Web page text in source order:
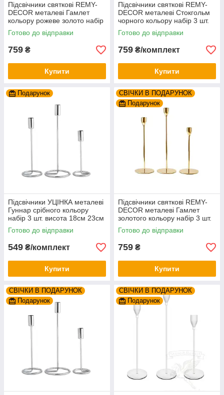
Підсвічники святкові REMY-
DEСOR металеві Гамлет
кольору рожеве золото набір
3 шт. висота 23см 28см 33см
Готово до відправки
759 ₴
Купити
Підсвічники святкові REMY-
DEСOR металеві Стокгольм
чорного кольору набір 3 шт.
висота 19см 24см 29см
Готово до відправки
759 ₴/комплект
Купити
Подарунок
Підсвічники УЦІНКА металеві
Гуннар срібного кольору
набір 3 шт. висота 18см 23см
28см
Готово до відправки
549 ₴/комплект
Купити
СВІЧКИ В ПОДАРУНОК
Подарунок
Підсвічники святкові REMY-
DEСOR металеві Гамлет
золотого кольору набір 3 шт.
висота 23см 28см 33см
Готово до відправки
759 ₴
Купити
СВІЧКИ В ПОДАРУНОК
Подарунок
СВІЧКИ В ПОДАРУНОК
Подарунок